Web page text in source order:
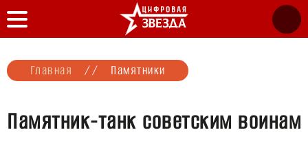
Главная // Памятники
Памятник-танк советским воинам